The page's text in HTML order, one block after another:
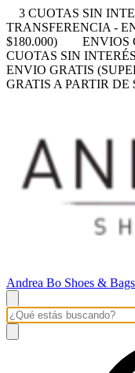
3 CUOTAS SIN
TRANSFERENCIA -
$180.000)
ENVIOS
CUOTAS SIN
ENVIO GRATIS
GRATIS A PARTIR DE
Andrea Bo Shoes & Bags